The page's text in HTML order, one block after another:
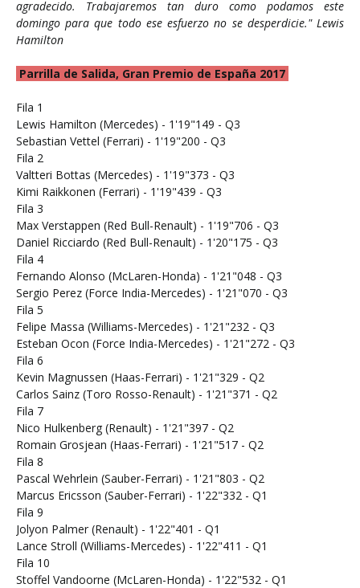
agradecido. Trabajaremos tan duro como podamos este
domingo para que todo ese esfuerzo no se desperdicie." Lewis
Hamilton
Parrilla de Salida, Gran Premio de España 2017
Fila 1
Lewis Hamilton (Mercedes) - 1'19"149 - Q3
Sebastian Vettel (Ferrari) - 1'19"200 - Q3
Fila 2
Valtteri Bottas (Mercedes) - 1'19"373 - Q3
Kimi Raikkonen (Ferrari) - 1'19"439 - Q3
Fila 3
Max Verstappen (Red Bull-Renault) - 1'19"706 - Q3
Daniel Ricciardo (Red Bull-Renault) - 1'20"175 - Q3
Fila 4
Fernando Alonso (McLaren-Honda) - 1'21"048 - Q3
Sergio Perez (Force India-Mercedes) - 1'21"070 - Q3
Fila 5
Felipe Massa (Williams-Mercedes) - 1'21"232 - Q3
Esteban Ocon (Force India-Mercedes) - 1'21"272 - Q3
Fila 6
Kevin Magnussen (Haas-Ferrari) - 1'21"329 - Q2
Carlos Sainz (Toro Rosso-Renault) - 1'21"371 - Q2
Fila 7
Nico Hulkenberg (Renault) - 1'21"397 - Q2
Romain Grosjean (Haas-Ferrari) - 1'21"517 - Q2
Fila 8
Pascal Wehrlein (Sauber-Ferrari) - 1'21"803 - Q2
Marcus Ericsson (Sauber-Ferrari) - 1'22"332 - Q1
Fila 9
Jolyon Palmer (Renault) - 1'22"401 - Q1
Lance Stroll (Williams-Mercedes) - 1'22"411 - Q1
Fila 10
Stoffel Vandoorne (McLaren-Honda) - 1'22"532 - Q1